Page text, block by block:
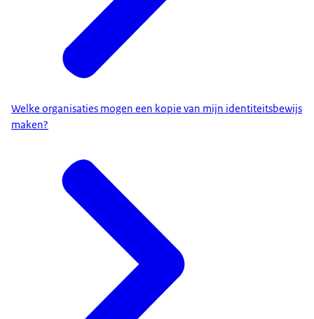
Welke organisaties mogen een kopie van mijn identiteitsbewijs
maken?